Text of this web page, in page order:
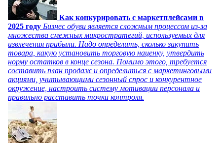
Как конкурировать с маркетплейсами в
2025 году Бизнес обуви является сложным процессом из-за
множества смежных микростратегий, используемых для
извлечения прибыли. Надо определить, сколько закупить
товара, какую установить торговую наценку, утвердить
норму остатков в конце сезона. Помимо этого, требуется
составить план продаж и определиться с маркетинговыми
акциями, учитывающими сезонный спрос и конкурентное
окружение, настроить систему мотивации персонала и
правильно расставить точки контроля.